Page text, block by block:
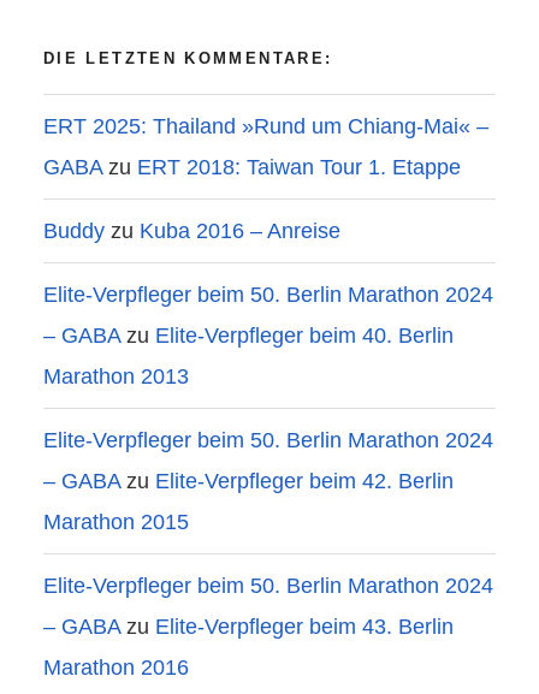
DIE LETZTEN KOMMENTARE:
ERT 2025: Thailand »Rund um Chiang-Mai« –
GABAzu ERT 2018: Taiwan Tour 1. Etappe
Buddy zu Kuba 2016 – Anreise
Elite-Verpfleger beim 50. Berlin Marathon 2024
– GABAzu Elite-Verpfleger beim 40. Berlin
Marathon 2013
Elite-Verpfleger beim 50. Berlin Marathon 2024
– GABAzu Elite-Verpfleger beim 42. Berlin
Marathon 2015
Elite-Verpfleger beim 50. Berlin Marathon 2024
– GABAzu Elite-Verpfleger beim 43. Berlin
Marathon 2016